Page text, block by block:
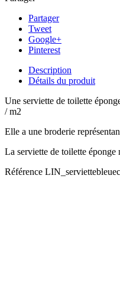
Partager
Tweet
Google+
Pinterest
Description
Détails du produit
Une serviette de toilette
/ m2
Elle a une broderie
La serviette de toilette
Référence